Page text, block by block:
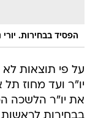
הפסיד בבחירות. יורי
על פי תוצאות לא
יו"ר ועד מחוז תל
את יו"ר הלשכה